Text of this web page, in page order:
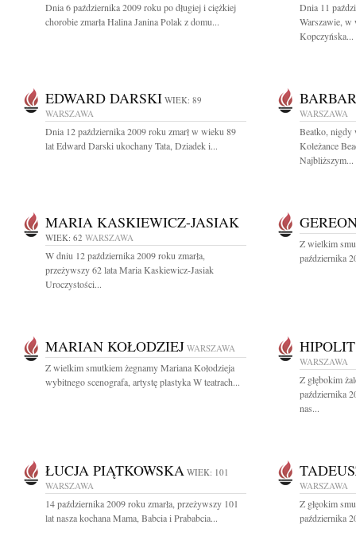
Dnia 6 października 2009 roku po długiej i ciężkiej
chorobie zmarła Halina Janina Polak z domu...
Dnia 11
Warszawie, w
Kopczyńska...
EDWARD DARSKI WIEK: 89
WARSZAWA
Dnia 12 października 2009 roku zmarł w wieku 89
lat Edward Darski ukochany Tata, Dziadek i...
WARSZAWA
Beatko, nigdy
Koleżance
Najbliższym...
MARIA KASKIEWICZ-JASIAK
WIEK: 62 WARSZAWA
W dniu 12 października 2009 roku zmarła,
przeżywszy 62 lata Maria Kaskiewicz-Jasiak
Uroczystości...
Z wielkim
października
MARIAN KOŁODZIEJ WARSZAWA
Z wielkim smutkiem żegnamy Mariana Kołodzieja
wybitnego scenografa, artystę plastyka W teatrach...
WARSZAWA
Z głębokim
października
nas...
ŁUCJA PIĄTKOWSKA WIEK: 101
WARSZAWA
14 października 2009 roku zmarła, przeżywszy 101
lat nasza kochana Mama, Babcia i Prababcia...
WARSZAWA
Z głęokim
października